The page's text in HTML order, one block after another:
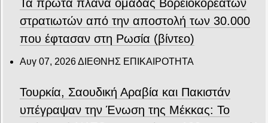
Τα πρώτα πλάνα ομάδας Βορειοκορεατών
στρατιωτών από την αποστολή των 30.000
που έφτασαν στη Ρωσία (βίντεο)
Αυγ 07, 2026ΔΙΕΘΝΗΣ ΕΠΙΚΑΙΡΟΤΗΤΑ
Τουρκία, Σαουδική Αραβία και Πακιστάν
υπέγραψαν την Ένωση της Μέκκας: Το